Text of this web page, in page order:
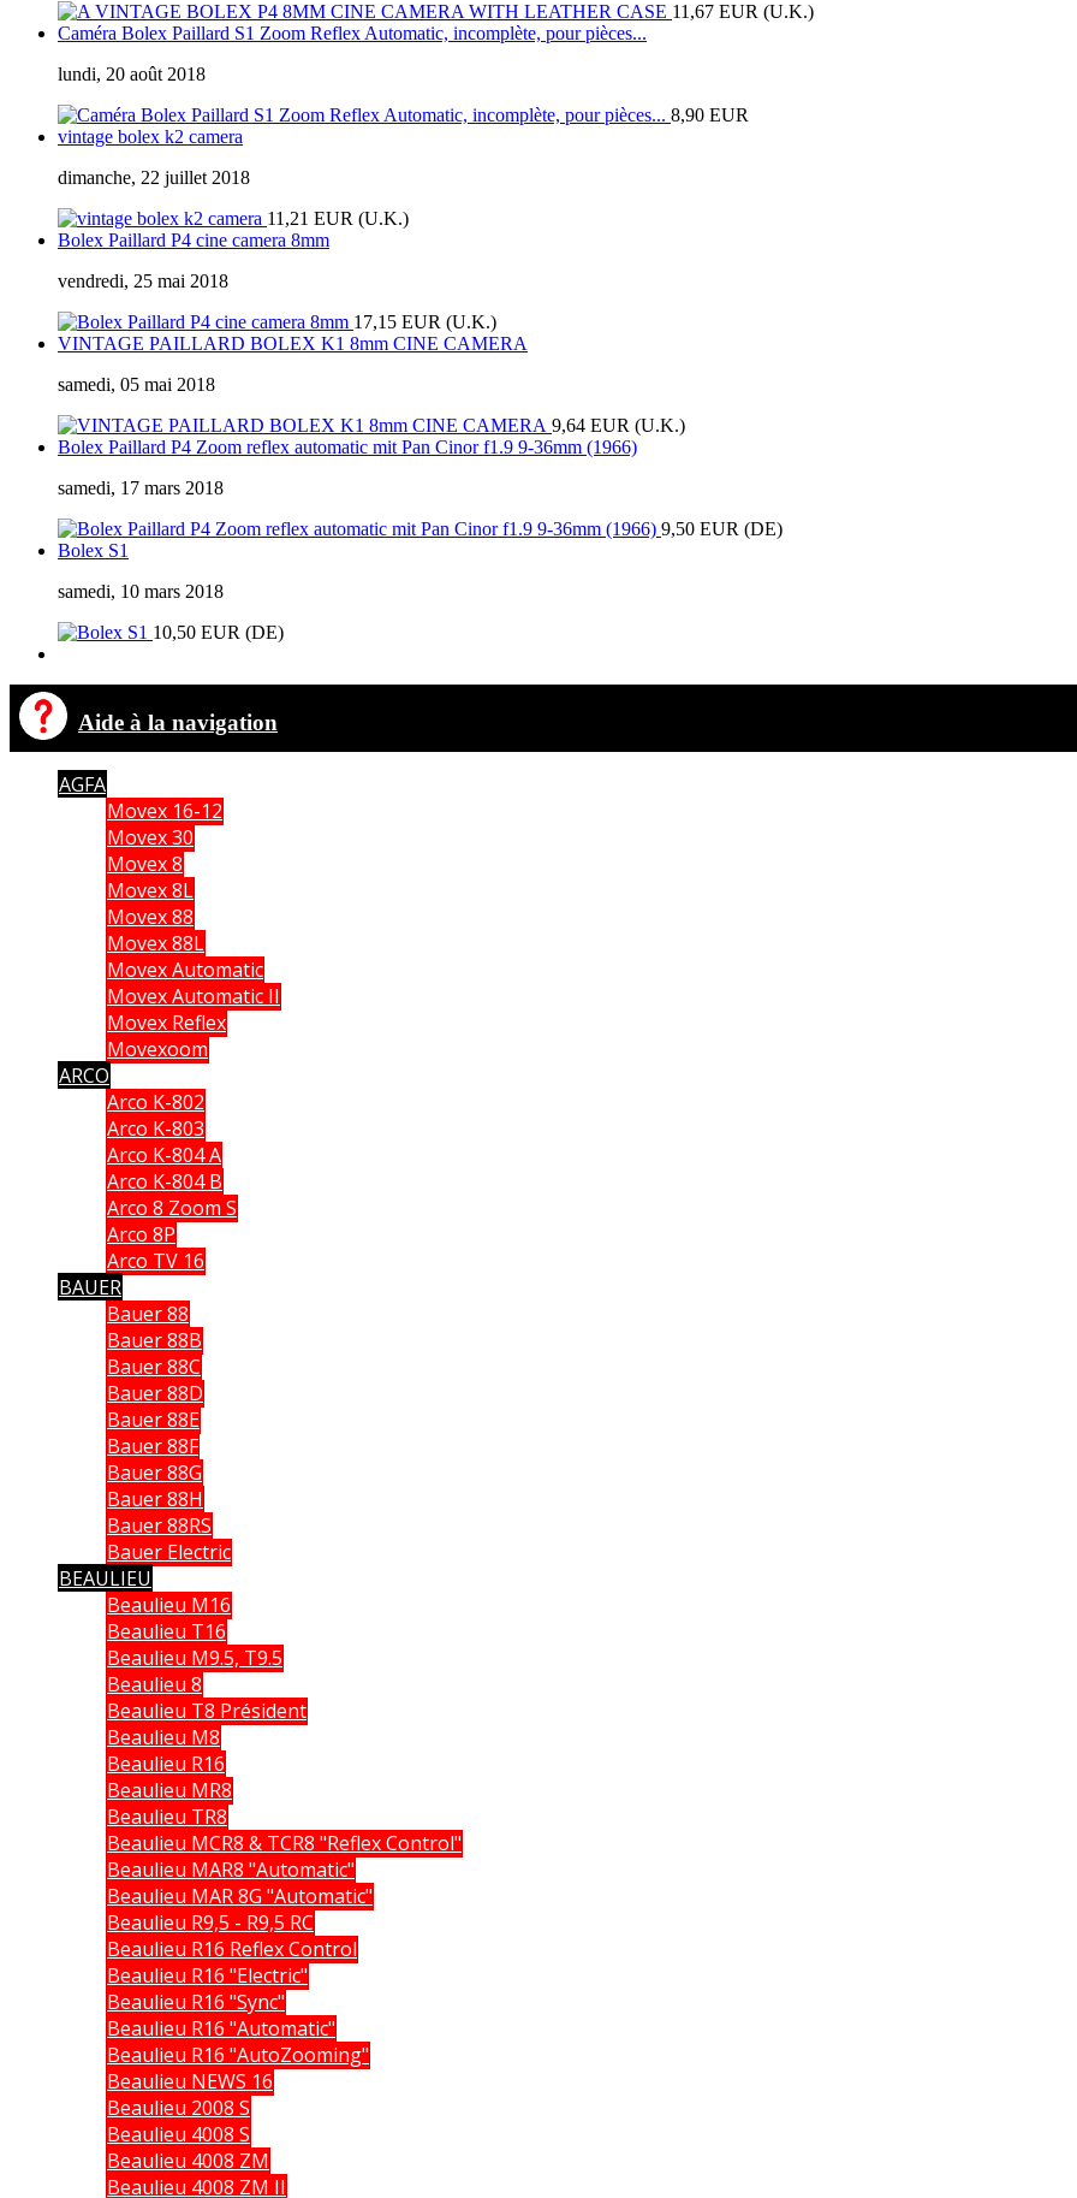
11,67 EUR (U.K.)
Caméra Bolex Paillard S1 Zoom Reflex Automatic, incomplète, pour pièces...
lundi, 20 août 2018
8,90 EUR
vintage bolex k2 camera
dimanche, 22 juillet 2018
11,21 EUR (U.K.)
Bolex Paillard P4 cine camera 8mm
vendredi, 25 mai 2018
17,15 EUR (U.K.)
VINTAGE PAILLARD BOLEX K1 8mm CINE CAMERA
samedi, 05 mai 2018
9,64 EUR (U.K.)
Bolex Paillard P4 Zoom reflex automatic mit Pan Cinor f1.9 9-36mm (1966)
samedi, 17 mars 2018
9,50 EUR (DE)
Bolex S1
samedi, 10 mars 2018
10,50 EUR (DE)
Aide à la navigation
AGFA
Movex 16-12
Movex 30
Movex 8
Movex 8L
Movex 88
Movex 88L
Movex Automatic
Movex Automatic II
Movex Reflex
Movexoom
ARCO
Arco K-802
Arco K-803
Arco K-804 A
Arco K-804 B
Arco 8 Zoom S
Arco 8P
Arco TV 16
BAUER
Bauer 88
Bauer 88B
Bauer 88C
Bauer 88D
Bauer 88E
Bauer 88F
Bauer 88G
Bauer 88H
Bauer 88RS
Bauer Electric
BEAULIEU
Beaulieu M16
Beaulieu T16
Beaulieu M9.5, T9.5
Beaulieu 8
Beaulieu T8 Président
Beaulieu M8
Beaulieu R16
Beaulieu MR8
Beaulieu TR8
Beaulieu MCR8 & TCR8 "Reflex Control"
Beaulieu MAR8 "Automatic"
Beaulieu MAR 8G "Automatic"
Beaulieu R9,5 - R9,5 RC
Beaulieu R16 Reflex Control
Beaulieu R16 "Electric"
Beaulieu R16 "Sync"
Beaulieu R16 "Automatic"
Beaulieu R16 "AutoZooming"
Beaulieu NEWS 16
Beaulieu 2008 S
Beaulieu 4008 S
Beaulieu 4008 ZM
Beaulieu 4008 ZM II